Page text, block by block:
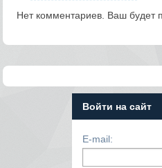
Нет комментариев. Ваш будет
Войти на сайт
E-mail: